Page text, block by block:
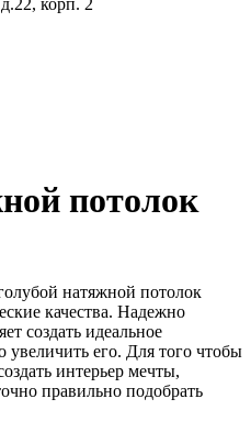
корп. 2
потолок
натяжной потолок
качества. Надежно
создать идеальное
увеличить его. Для того чтобы
интерьер мечты,
правильно подобрать